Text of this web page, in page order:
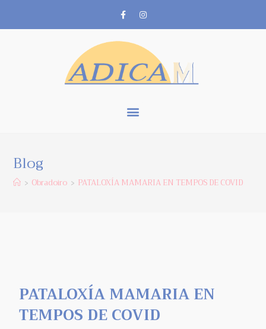
Blog
> Obradoiro > PATALOXÍA MAMARIA EN TEMPOS DE COVID
PATALOXÍA MAMARIA EN
TEMPOS DE COVID